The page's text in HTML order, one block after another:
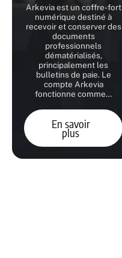
Arkevia est un coffre-fort
numérique destiné à
recevoir et conserver des
documents
professionnels
dématérialisés,
principalement les
bulletins de paie. Le
compte Arkevia
fonctionne comme…
En savoir
plus